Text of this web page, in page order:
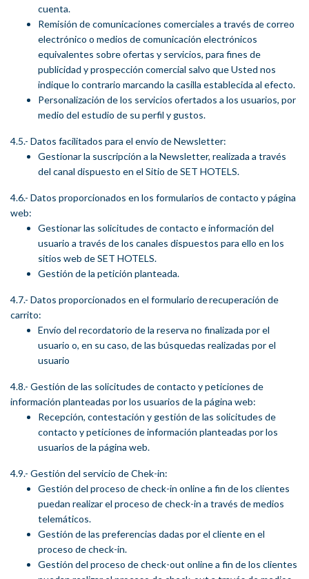
cuenta.
Remisión de comunicaciones comerciales a través de correo
electrónico o medios de comunicación electrónicos
equivalentes sobre ofertas y servicios, para fines de
publicidad y prospección comercial salvo que Usted nos
indique lo contrario marcando la casilla establecida al efecto.
Personalización de los servicios ofertados a los usuarios, por
medio del estudio de su perfil y gustos.
4.5.- Datos facilitados para el envío de Newsletter:
Gestionar la suscripción a la Newsletter, realizada a través
del canal dispuesto en el Sitio de SET HOTELS.
4.6.- Datos proporcionados en los formularios de contacto y página
web:
Gestionar las solicitudes de contacto e información del
usuario a través de los canales dispuestos para ello en los
sitios web de SET HOTELS.
Gestión de la petición planteada.
4.7.- Datos proporcionados en el formulario de recuperación de
carrito:
Envío del recordatorio de la reserva no finalizada por el
usuario o, en su caso, de las búsquedas realizadas por el
usuario
4.8.- Gestión de las solicitudes de contacto y peticiones de
información planteadas por los usuarios de la página web:
Recepción, contestación y gestión de las solicitudes de
contacto y peticiones de información planteadas por los
usuarios de la página web.
4.9.- Gestión del servicio de Chek-in:
Gestión del proceso de check-in online a fin de los clientes
puedan realizar el proceso de check-in a través de medios
telemáticos.
Gestión de las preferencias dadas por el cliente en el
proceso de check-in.
Gestión del proceso de check-out online a fin de los clientes